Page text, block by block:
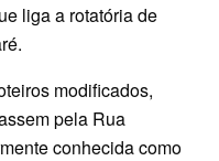
liga a rotatória de
modificados,
pela Rua
conhecida como